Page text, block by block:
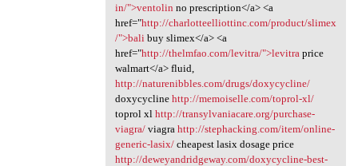
in/">ventolin no prescription</a> <a
href="http://charlotteelliottinc.com/product/slimex
/">bali buy slimex</a> <a
href="http://thelmfao.com/levitra/">levitra price
walmart</a> fluid,
http://naturenibbles.com/drugs/doxycycline/
doxycycline http://memoiselle.com/toprol-xl/
toprol xl http://transylvaniacare.org/purchase-
viagra/viagra http://stephacking.com/item/online-
generic-lasix/cheapest lasix dosage price
http://deweyandridgeway.com/doxycycline-best-